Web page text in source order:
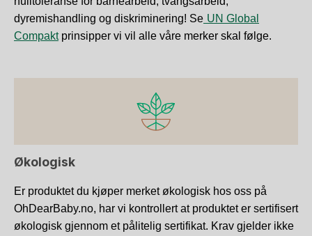
dyremishandling og diskriminering! Se UN Global
Compaktprinsipper vi vil alle våre merker skal følge.
Økologisk
Er produktet du kjøper merket økologisk hos oss på
OhDearBaby.no, har vi kontrollert at produktet er sertifisert
økologisk gjennom et pålitelig sertifikat. Krav gjelder ikke